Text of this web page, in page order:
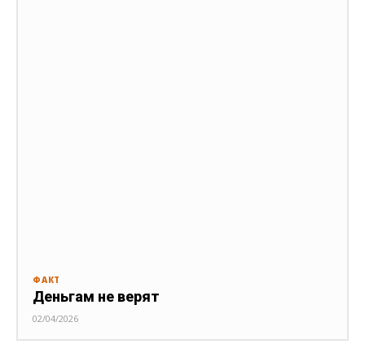
ФАКТ
Деньгам не верят
02/04/2026